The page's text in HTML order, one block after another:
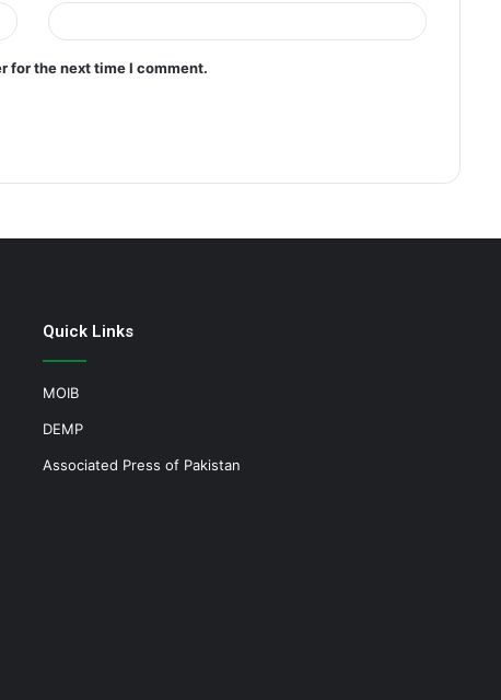
for the next time I comment.
Quick Links
MOIB
DEMP
Associated Press of Pakistan